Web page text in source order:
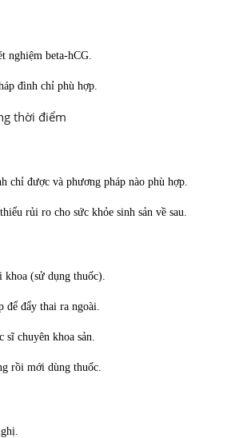
nghiệm beta-hCG.
đình chỉ phù hợp.
được và phương pháp nào phù hợp.
rủi ro cho sức khỏe sinh sản về sau.
(sử dụng thuốc).
đẩy thai ra ngoài.
chuyên khoa sản.
rồi mới dùng thuốc.